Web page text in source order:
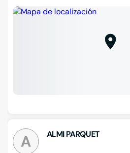
A ALMI PARQUET